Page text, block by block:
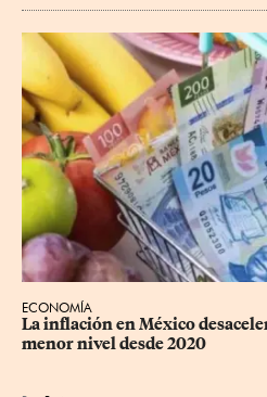
ECONOMÍA
La inflación en México
menor nivel desde 2020